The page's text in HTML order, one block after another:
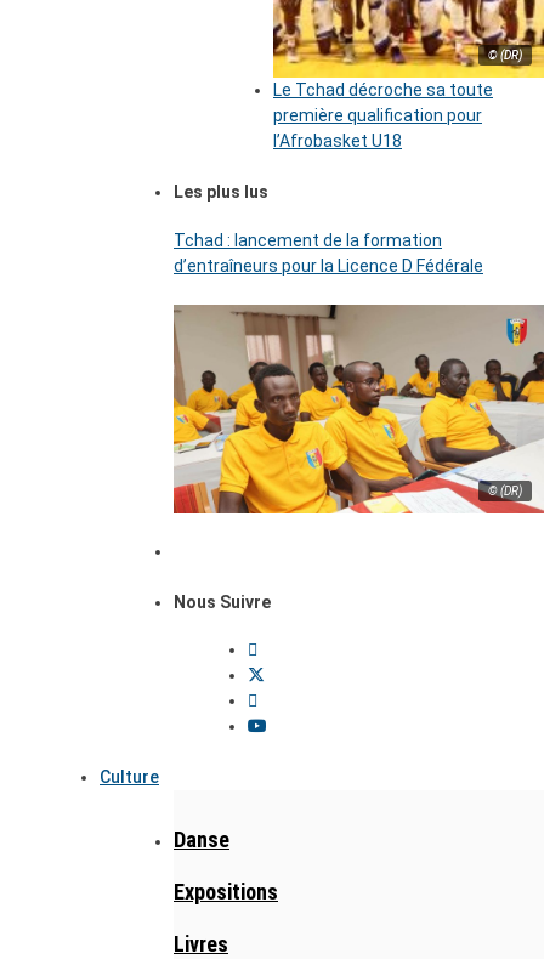
© (DR)
Le Tchad décroche sa toute
première qualification pour
l’Afrobasket U18
Les plus lus
Tchad : lancement de la formation
d’entraîneurs pour la Licence D Fédérale
© (DR)
Nous Suivre
Culture
Danse
Expositions
Livres